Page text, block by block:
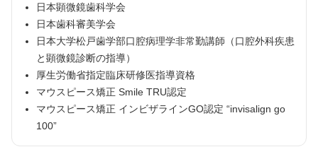
日本顕微鏡歯科学会
日本歯科審美学会
日本大学松戸歯学部口腔病理学非常勤講師（口腔外科疾患
と顕微鏡診断の指導）
厚生労働省指定臨床研修医指導資格
マウスピース矯正 Smile TRU認定
マウスピース矯正 インビザラインGO認定 “invisalign go
100”